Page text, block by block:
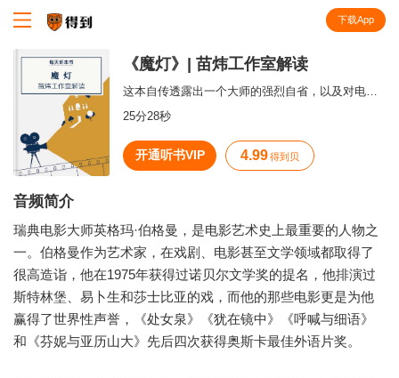
下载App
《魔灯》| 苗炜工作室解读
这本自传透露出一个大师的强烈自省，以及对电影戏剧无悔的热爱。
25分28秒
开通听书VIP 4.99 得到贝
音频简介
瑞典电影大师英格玛·伯格曼，是电影艺术史上最重要的人物之
一。伯格曼作为艺术家，在戏剧、电影甚至文学领域都取得了
很高造诣，他在1975年获得过诺贝尔文学奖的提名，他排演过
斯特林堡、易卜生和莎士比亚的戏，而他的那些电影更是为他
赢得了世界性声誉，《处女泉》《犹在镜中》《呼喊与细语》
和《芬妮与亚历山大》先后四次获得奥斯卡最佳外语片奖。